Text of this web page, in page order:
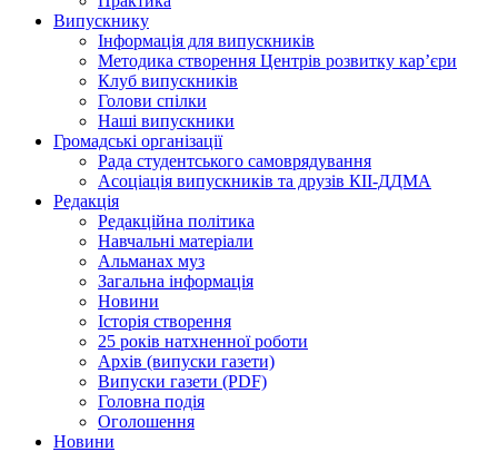
Випускнику
Інформація для випускників
Методика створення Центрів розвитку кар’єри
Клуб випускників
Голови спілки
Наші випускники
Громадські організації
Рада студентського самоврядування
Асоціація випускників та друзів КІІ-ДДМА
Редакція
Редакційна політика
Навчальні матеріали
Альманах муз
Загальна інформація
Новини
Історія створення
25 років натхненної роботи
Архів (випуски газети)
Випуски газети (PDF)
Головна подія
Оголошення
Новини